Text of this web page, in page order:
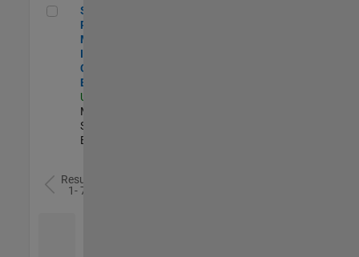
Senior Program Manager, Internal Corporate Events
Senior
Program
Manager,
Internal
Corporate
Events
US-MA-Natick
Marketing
Services |
Experimentado
Resultados
1- 7 de